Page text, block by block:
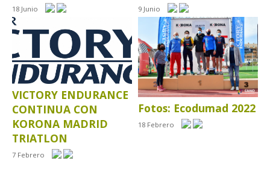
18 Junio 9 Junio
VICTORY ENDURANCE
CONTINUA CON
KORONA MADRID
TRIATLON
7 Febrero
Fotos: Ecodumad 2022
18 Febrero